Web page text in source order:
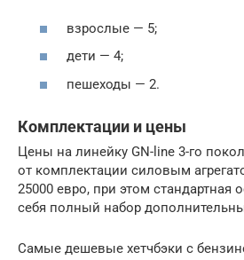
взрослые — 5;
дети — 4;
пешеходы — 2.
Комплектации и цены
Цены на линейку GN-line 3-го
от комплектации силовым
25000 евро, при этом стандартная
себя полный набор
Самые дешевые хетчбэки с